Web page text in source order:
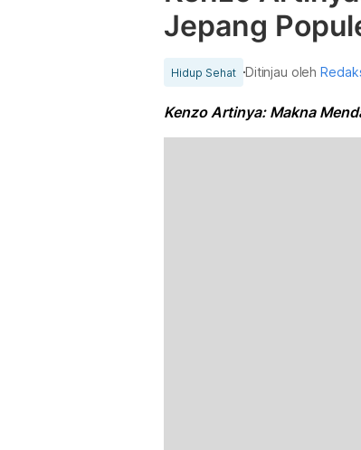
Jepang
Hidup Sehat Ditinjau oleh
Kenzo Artinya: Makna